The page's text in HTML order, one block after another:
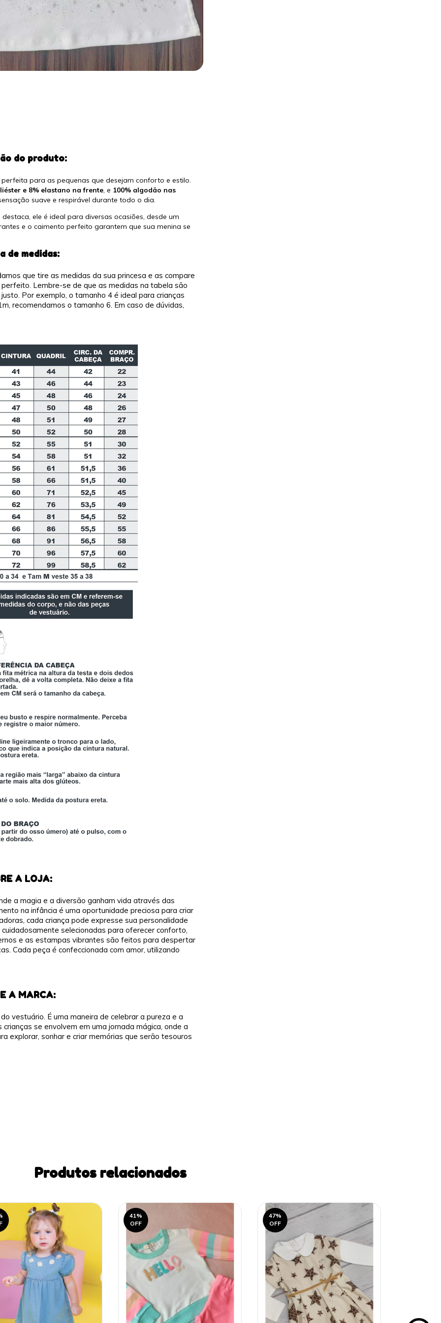
do produto:
para as pequenas que desejam conforto e estilo.
e 8% elastano na frente, e 100% algodão nas
suave e respirável durante todo o dia.
ele é ideal para diversas ocasiões, desde um
e o caimento perfeito garantem que sua menina se
de medidas:
que tire as medidas da sua princesa e as compare
Lembre-se de que as medidas na tabela são
Por exemplo, o tamanho 4 é ideal para crianças
recomendamos o tamanho 6. Em caso de dúvidas,
A LOJA:
a magia e a diversão ganham vida através das
na infância é uma oportunidade preciosa para criar
cada criança pode expresse sua personalidade
selecionadas para oferecer conforto,
e as estampas vibrantes são feitos para despertar
Cada peça é confeccionada com amor, utilizando
A MARCA:
vestuário. É uma maneira de celebrar a pureza e a
se envolvem em uma jornada mágica, onde a
explorar, sonhar e criar memórias que serão tesouros
Produtos relacionados
41%
OFF
47%
OFF